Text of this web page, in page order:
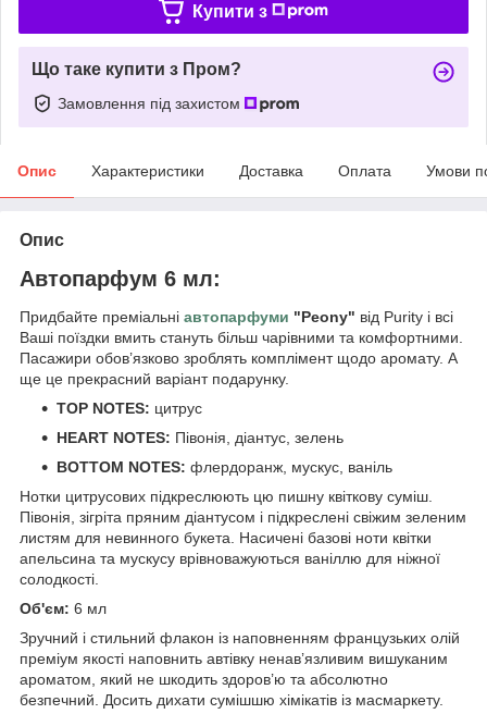
Купити з
Що таке купити з Пром?
Замовлення під захистом
Опис Характеристики Доставка Оплата Умови
Опис
Автопарфум 6 мл:
Придбайте преміальні автопарфуми "Peony" від Purity і всі
Ваші поїздки вмить стануть більш чарівними та комфортними.
Пасажири обов’язково зроблять комплімент щодо аромату. А
ще це прекрасний варіант подарунку.
TOP NOTES: цитрус
HEART NOTES: Півонія, діантус, зелень
BOTTOM NOTES: флердоранж, мускус, ваніль
Нотки цитрусових підкреслюють цю пишну квіткову суміш.
Півонія, зігріта пряним діантусом і підкреслені свіжим зеленим
листям для невинного букета. Насичені базові ноти квітки
апельсина та мускусу врівноважуються ваніллю для ніжної
солодкості.
Об'єм: 6 мл
Зручний і стильний флакон із наповненням французьких олій
преміум якості наповнить автівку ненав’язливим вишуканим
ароматом, який не шкодить здоров’ю та абсолютно
безпечний. Досить дихати сумішшю хімікатів із масмаркету.